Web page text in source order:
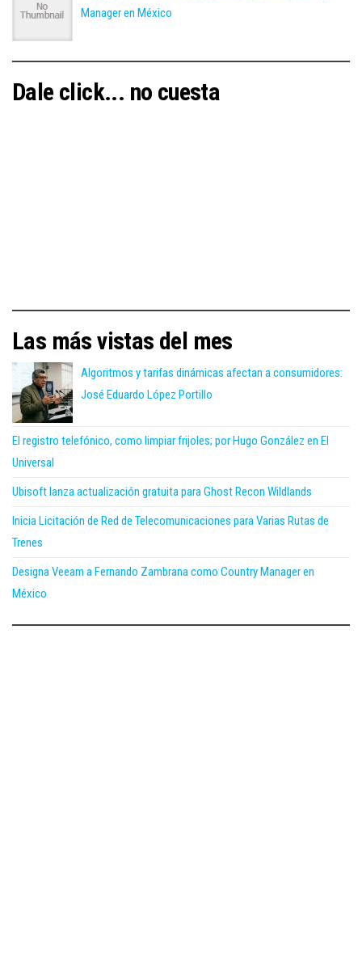
Manager en México
Dale click... no cuesta
Las más vistas del mes
Algoritmos y tarifas dinámicas afectan a consumidores:
José Eduardo López Portillo
El registro telefónico, como limpiar frijoles; por Hugo González en El
Universal
Ubisoft lanza actualización gratuita para Ghost Recon Wildlands
Inicia Licitación de Red de Telecomunicaciones para Varias Rutas de
Trenes
Designa Veeam a Fernando Zambrana como Country Manager en
México